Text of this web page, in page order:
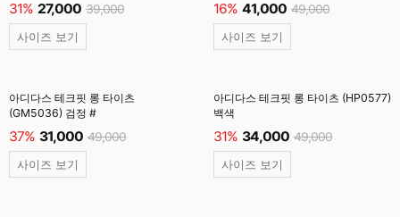
31% 27,000 39,000
사이즈 보기
16% 41,000 49,000
사이즈 보기
아디다스 테크핏 롱 타이츠
(GM5036) 검정 #
37% 31,000 49,000
사이즈 보기
아디다스 테크핏 롱 타이츠 (HP0577)
백색
31% 34,000 49,000
사이즈 보기